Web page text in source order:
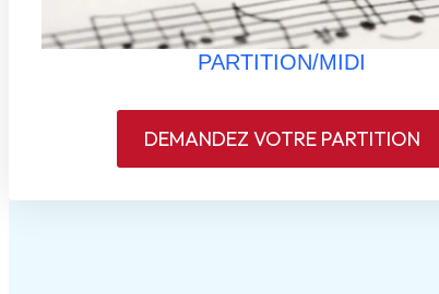
PARTITION/MIDI
DEMANDEZ VOTRE PARTITION